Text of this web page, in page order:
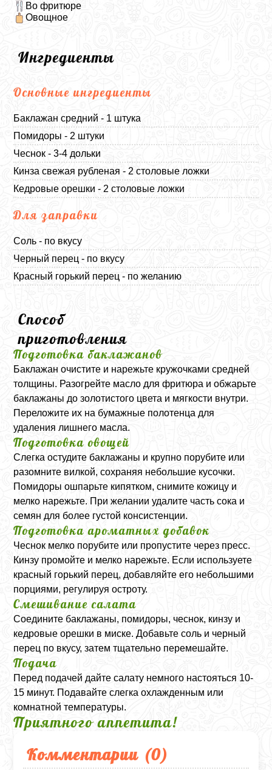
Во фритюре
Овощное
Ингредиенты
Основные ингредиенты
Баклажан средний - 1 штука
Помидоры - 2 штуки
Чеснок - 3-4 дольки
Кинза свежая рубленая - 2 столовые ложки
Кедровые орешки - 2 столовые ложки
Для заправки
Соль - по вкусу
Черный перец - по вкусу
Красный горький перец - по желанию
Способ
приготовления
Подготовка баклажанов
Баклажан очистите и нарежьте кружочками средней
толщины. Разогрейте масло для фритюра и обжарьте
баклажаны до золотистого цвета и мягкости внутри.
Переложите их на бумажные полотенца для
удаления лишнего масла.
Подготовка овощей
Слегка остудите баклажаны и крупно порубите или
разомните вилкой, сохраняя небольшие кусочки.
Помидоры ошпарьте кипятком, снимите кожицу и
мелко нарежьте. При желании удалите часть сока и
семян для более густой консистенции.
Подготовка ароматных добавок
Чеснок мелко порубите или пропустите через пресс.
Кинзу промойте и мелко нарежьте. Если используете
красный горький перец, добавляйте его небольшими
порциями, регулируя остроту.
Смешивание салата
Соедините баклажаны, помидоры, чеснок, кинзу и
кедровые орешки в миске. Добавьте соль и черный
перец по вкусу, затем тщательно перемешайте.
Подача
Перед подачей дайте салату немного настояться 10-
15 минут. Подавайте слегка охлажденным или
комнатной температуры.
Приятного аппетита!
Комментарии (0)